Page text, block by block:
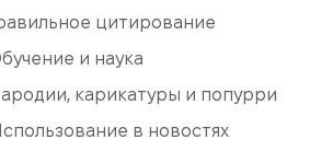
цитирование
и наука
карикатуры и попурри
в новостях